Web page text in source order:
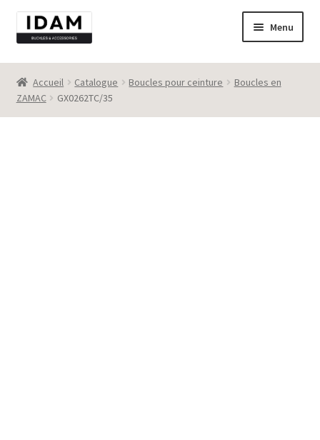
Aller
à
Aller
au
Menu
Catalogue
New
Accueil Catalogue Boucles pour ceinture
Boucles en
ZAMAC
GX0262TC/35